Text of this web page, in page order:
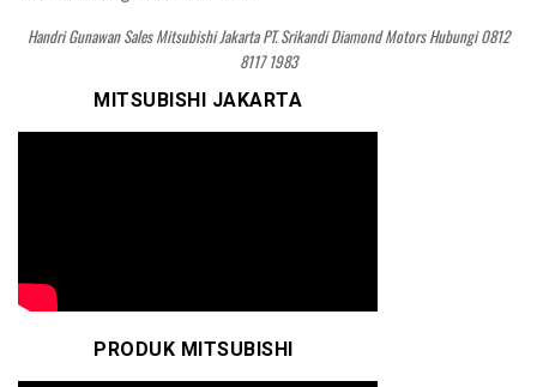
Handri Gunawan Sales Mitsubishi Jakarta PT. Srikandi Diamond Motors Hubungi 0812
8117 1983
MITSUBISHI JAKARTA
PRODUK MITSUBISHI